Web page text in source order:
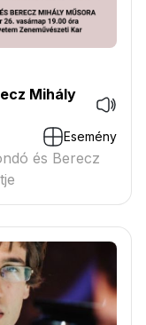
Mihály
Esemény
és Berecz